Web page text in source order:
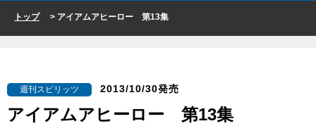
トップ> アイアムアヒーロー 第13集
週刊スピリッツ 2013/10/30発売
アイアムアヒーロー 第13集